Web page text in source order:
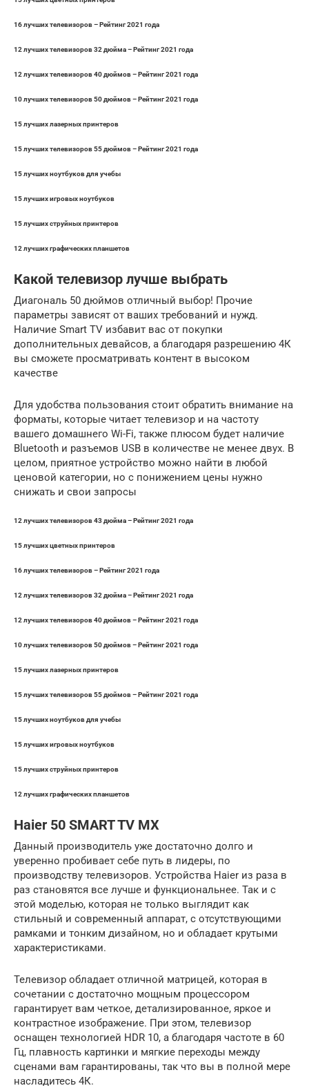
16 лучших телевизоров – Рейтинг 2021 года
12 лучших телевизоров 32 дюйма – Рейтинг 2021 года
12 лучших телевизоров 40 дюймов – Рейтинг 2021 года
10 лучших телевизоров 50 дюймов – Рейтинг 2021 года
15 лучших лазерных принтеров
15 лучших телевизоров 55 дюймов – Рейтинг 2021 года
15 лучших ноутбуков для учебы
15 лучших игровых ноутбуков
15 лучших струйных принтеров
12 лучших графических планшетов
Какой телевизор лучше выбрать
Диагональ 50 дюймов отличный выбор! Прочие
параметры зависят от ваших требований и нужд.
Наличие Smart TV избавит вас от покупки
дополнительных девайсов, а благодаря разрешению 4К
вы сможете просматривать контент в высоком
качестве
Для удобства пользования стоит обратить внимание на
форматы, которые читает телевизор и на частоту
вашего домашнего Wi-Fi, также плюсом будет наличие
Bluetooth и разъемов USB в количестве не менее двух. В
целом, приятное устройство можно найти в любой
ценовой категории, но с понижением цены нужно
снижать и свои запросы
12 лучших телевизоров 43 дюйма – Рейтинг 2021 года
15 лучших цветных принтеров
16 лучших телевизоров – Рейтинг 2021 года
12 лучших телевизоров 32 дюйма – Рейтинг 2021 года
12 лучших телевизоров 40 дюймов – Рейтинг 2021 года
10 лучших телевизоров 50 дюймов – Рейтинг 2021 года
15 лучших лазерных принтеров
15 лучших телевизоров 55 дюймов – Рейтинг 2021 года
15 лучших ноутбуков для учебы
15 лучших игровых ноутбуков
15 лучших струйных принтеров
12 лучших графических планшетов
Haier 50 SMART TV MX
Данный производитель уже достаточно долго и
уверенно пробивает себе путь в лидеры, по
производству телевизоров. Устройства Haier из раза в
раз становятся все лучше и функциональнее. Так и с
этой моделью, которая не только выглядит как
стильный и современный аппарат, с отсутствующими
рамками и тонким дизайном, но и обладает крутыми
характеристиками.
Телевизор обладает отличной матрицей, которая в
сочетании с достаточно мощным процессором
гарантирует вам четкое, детализированное, яркое и
контрастное изображение. При этом, телевизор
оснащен технологией HDR 10, а благодаря частоте в 60
Гц, плавность картинки и мягкие переходы между
сценами вам гарантированы, так что вы в полной мере
насладитесь 4К.